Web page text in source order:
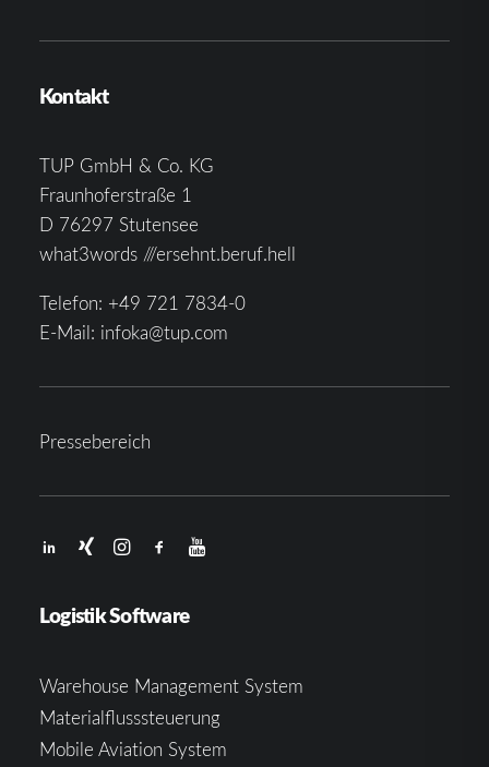
Kontakt
TUP GmbH & Co. KG
Fraunhoferstraße 1
D 76297 Stutensee
what3words ///ersehnt.beruf.hell
Telefon: +49 721 7834-0
E-Mail: infoka@tup.com
Pressebereich
Logistik Software
Warehouse Management System
Materialflusssteuerung
Mobile Aviation System